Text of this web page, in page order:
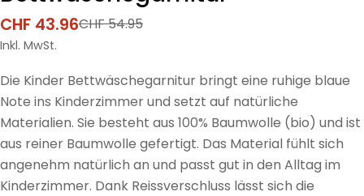
Verkaufspreis
CHF 43.96
Regulärer
Preis
CHF 54.95
Inkl. MwSt.
Die Kinder Bettwäschegarnitur bringt eine ruhige blaue
Note ins Kinderzimmer und setzt auf natürliche
Materialien. Sie besteht aus 100% Baumwolle (bio) und ist
aus reiner Baumwolle gefertigt. Das Material fühlt sich
angenehm natürlich an und passt gut in den Alltag im
Kinderzimmer. Dank Reissverschluss lässt sich die